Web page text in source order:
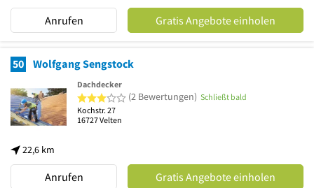
Anrufen Gratis Angebote einholen
50 Wolfgang Sengstock
22,6 km
Dachdecker
3 von 5 Sternen
(2 Bewertungen) Schließt bald
Kochstr. 27
16727Velten
Anrufen Gratis Angebote einholen